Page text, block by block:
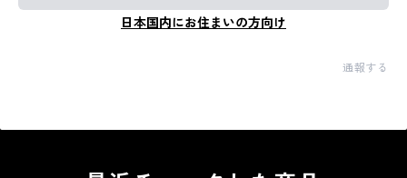
日本国内にお住まいの方向け
通報する